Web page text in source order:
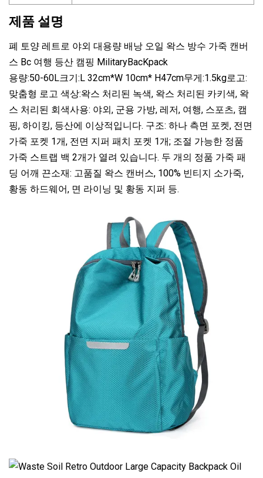
제품 설명
폐 토양 레트로 야외 대용량 배낭 오일 왁스 방수 가죽 캔버
스 Bc 여행 등산 캠핑 MilitaryBacKpack
용량:50-60L크기:L 32cm*W 10cm* H47cm무게:1.5kg로고:
맞춤형 로고 색상:왁스 처리된 녹색, 왁스 처리된 카키색, 왁
스 처리된 회색사용: 야외, 군용 가방, 레저, 여행, 스포츠, 캠
핑, 하이킹, 등산에 이상적입니다. 구조: 하나 측면 포켓, 전면
가죽 포켓 1개, 전면 지퍼 패치 포켓 1개; 조절 가능한 정품
가죽 스트랩 백 2개가 열려 있습니다. 두 개의 정품 가죽 패
딩 어깨 끈소재: 고품질 왁스 캔버스, 100% 빈티지 소가죽,
황동 하드웨어, 면 라이닝 및 황동 지퍼 등.